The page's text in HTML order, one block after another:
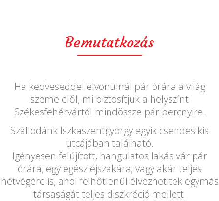
Bemutatkozás
Ha kedveseddel elvonulnál pár órára a világ
szeme elől, mi biztosítjuk a helyszínt
Székesfehérvártól mindössze pár percnyire.
Szállodánk Iszkaszentgyörgy egyik csendes kis
utcájában található.
Igényesen felújított, hangulatos lakás vár pár
órára, egy egész éjszakára, vagy akár teljes
hétvégére is, ahol felhőtlenül élvezhetitek egymás
társaságát teljes diszkréció mellett.